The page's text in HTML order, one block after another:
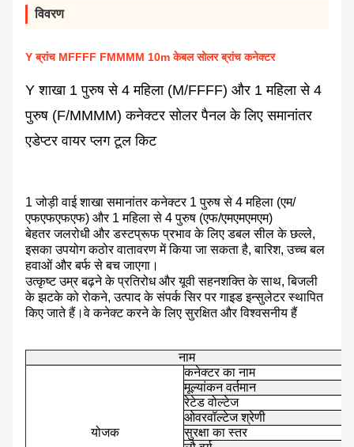
विवरण
Y ब्रांच MFFFF FMMMM 10m केबल सोलर ब्रांच कनेक्टर
Y शाखा 1 पुरुष से 4 महिला (M/FFFF) और 1 महिला से 4
पुरुष (F/MMMM) कनेक्टर सोलर पैनल के लिए समानांतर
एडेप्टर वायर प्लग टूल किट
1 जोड़ी वाई शाखा समानांतर कनेक्टर 1 पुरुष से 4 महिला (एम/
एफएफएफएफ) और 1 महिला से 4 पुरुष (एफ/एमएमएमएम)
बेहतर जलरोधी और डस्टप्रूफ प्रभाव के लिए डबल सील के छल्ले,
इसका उपयोग कठोर वातावरण में किया जा सकता है, बारिश, उच्च बल
हवाओं और बर्फ से बच जाएगा।
उत्कृष्ट उम्र बढ़ने के प्रतिरोध और यूवी सहनशक्ति के साथ, बिजली
के झटके को रोकने, उत्पाद के संपर्क सिर पर गाइड इन्सुलेटर स्थापित
किए जाते हैं।वे कनेक्ट करने के लिए सुरक्षित और विश्वसनीय हैं
नाम
योजक
कनेक्टर का नाम
मूल्यांकन वर्तमान
रेटेड वोल्टेज
ओवरवॉल्टेज श्रेणी
सुरक्षा का स्तर